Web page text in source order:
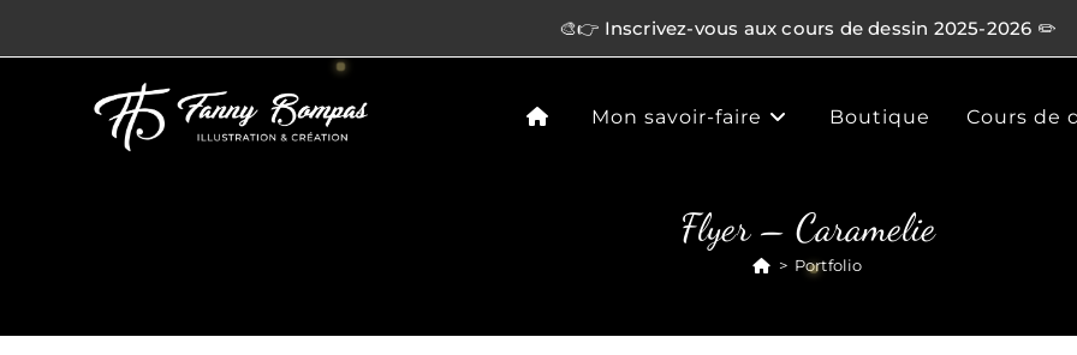
🎨👉 Inscrivez-vous aux cours de dessin 2025-2026 ✏️
Mon savoir-faire Boutique Cours de
Flyer – Caramelie
> Portfolio